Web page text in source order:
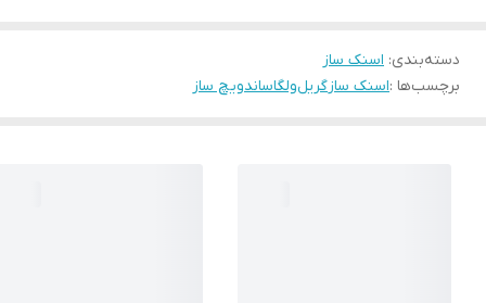
دسته‌بندی: اسنک ساز
برچسب‌ها :اسنک سازگریلولگاساندویچ ساز